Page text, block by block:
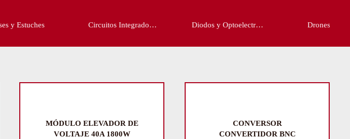
Circuitos Integrado… Diodos y Optoelectr… Drones y Partes
MÓDULO ELEVADOR DE
VOLTAJE 40A 1800W
CONVERSOR
CONVERTIDOR BNC